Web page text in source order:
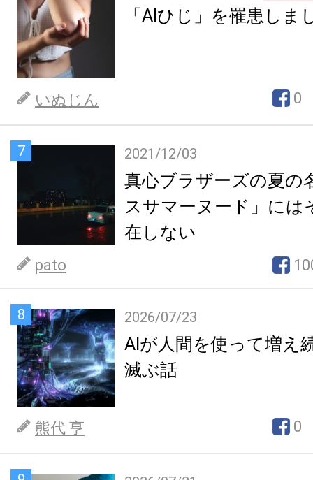
「AIひじ」を罹患しま
いぬじん 0
7 2021/12/03
真心ブラザーズの夏の
スサマーヌード」には
在しない
pato
8 2026/07/23
AIが人間を使って増え
滅ぶ話
熊代 亨 0